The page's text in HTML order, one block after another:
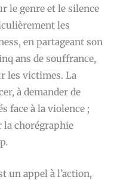
le genre et le silence
les
en partageant son
ans de souffrance,
les victimes. La
à demander de
face à la violence ;
la chorégraphie
un appel à l’action,